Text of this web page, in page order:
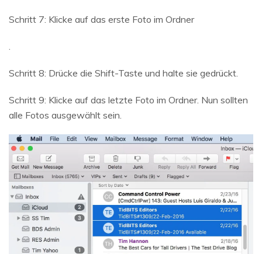
Schritt 7: Klicke auf das erste Foto im Ordner
.
Schritt 8: Drücke die Shift-Taste und halte sie gedrückt.
Schritt 9: Klicke auf das letzte Foto im Ordner. Nun sollten
alle Fotos ausgewählt sein.